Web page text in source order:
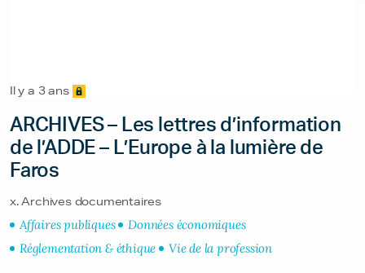
Il y a 3 ans
ARCHIVES – Les lettres d’information
de l’ADDE – L’Europe à la lumière de
Faros
x. Archives documentaires
Affaires publiques
Données économiques
Réglementation & éthique
Vie de la profession